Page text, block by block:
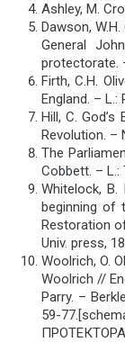
Ashley, M.
Dawson,
General
protectorate.
Firth, C.H.
England. – L.:
Hill, C.
Revolution. –
The
Cobbett. – L.:
Whitelock,
beginning of
Restoration
Univ. press,
Woolrich, O.
Woolrich //
Parry. –
59-